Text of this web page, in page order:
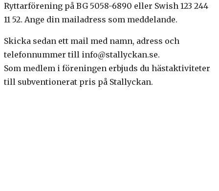
Ryttarförening på BG 5058-6890 eller Swish 123 244
11 52. Ange din mailadress som meddelande.
Skicka sedan ett mail med namn, adress och
telefonnummer till info@stallyckan.se.
Som medlem i föreningen erbjuds du hästaktiviteter
till subventionerat pris på Stallyckan.